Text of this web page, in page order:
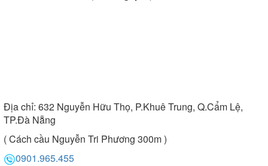
Địa chỉ: 632 Nguyễn Hữu Thọ, P.Khuê Trung, Q.Cẩm Lệ,
TP.Đà Nẵng
( Cách cầu Nguyễn Tri Phương 300m )
0901.965.455